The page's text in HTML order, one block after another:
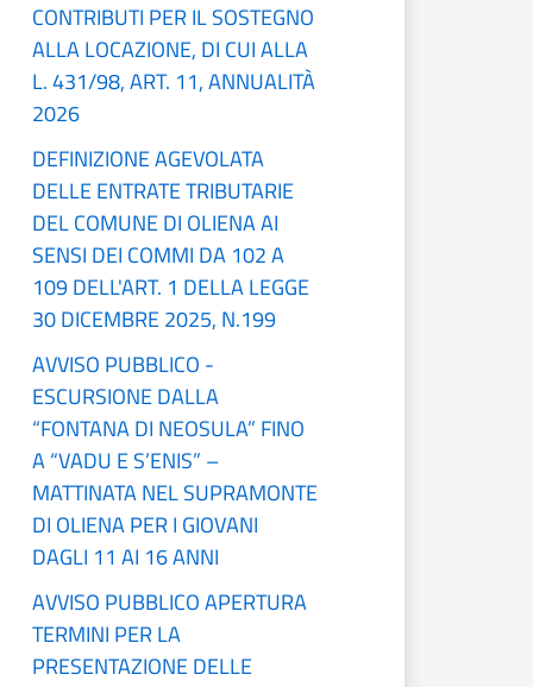
CONTRIBUTI PER IL SOSTEGNO
ALLA LOCAZIONE, DI CUI ALLA
L. 431/98, ART. 11, ANNUALITÀ
2026
DEFINIZIONE AGEVOLATA
DELLE ENTRATE TRIBUTARIE
DEL COMUNE DI OLIENA AI
SENSI DEI COMMI DA 102 A
109 DELL'ART. 1 DELLA LEGGE
30 DICEMBRE 2025, N.199
AVVISO PUBBLICO -
ESCURSIONE DALLA
“FONTANA DI NEOSULA” FINO
A “VADU E S’ENIS” –
MATTINATA NEL SUPRAMONTE
DI OLIENA PER I GIOVANI
DAGLI 11 AI 16 ANNI
AVVISO PUBBLICO APERTURA
TERMINI PER LA
PRESENTAZIONE DELLE